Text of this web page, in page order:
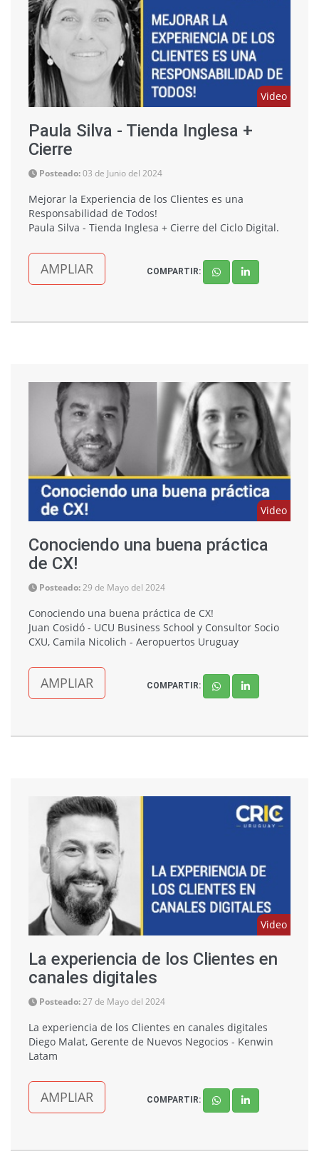
Video
Paula Silva - Tienda Inglesa +
Cierre
Posteado:03 de Junio del 2024
Mejorar la Experiencia de los Clientes es una
Responsabilidad de Todos!
Paula Silva - Tienda Inglesa + Cierre del Ciclo Digital.
AMPLIAR COMPARTIR:
Video
Conociendo una buena práctica
de CX!
Posteado:29 de Mayo del 2024
Conociendo una buena práctica de CX!
Juan Cosidó - UCU Business School y Consultor Socio
CXU, Camila Nicolich - Aeropuertos Uruguay
AMPLIAR COMPARTIR:
Video
La experiencia de los Clientes en
canales digitales
Posteado:27 de Mayo del 2024
La experiencia de los Clientes en canales digitales
Diego Malat, Gerente de Nuevos Negocios - Kenwin
Latam
AMPLIAR COMPARTIR: